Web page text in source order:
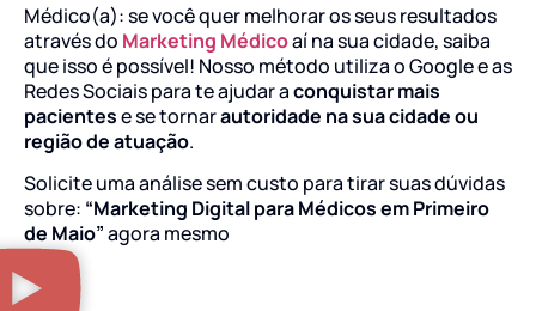
Médico(a): se você quer melhorar os seus resultados
através do Marketing Médicoaí na sua cidade, saiba
que isso é possível! Nosso método utiliza o Google e as
Redes Sociais para te ajudar aconquistar mais
pacientese se tornarautoridade na sua cidade ou
região de atuação.
Solicite uma análise sem custo para tirar suas dúvidas
sobre: “Marketing Digital para Médicos em Primeiro
de Maio”agora mesmo